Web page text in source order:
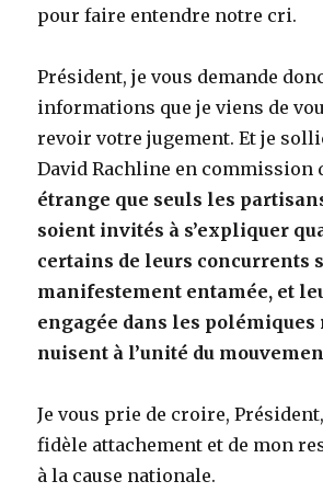
pour faire entendre notre cri.
Président, je vous demande
informations que je viens de
revoir votre jugement. Et je
David Rachline en commission
étrange que seuls les
soient invités à s’expliquer
certains de leurs concurrents
manifestement entamée, et
engagée dans les polémiques
nuisent à l’unité du
Je vous prie de croire,
fidèle attachement et de mon
à la cause nationale.